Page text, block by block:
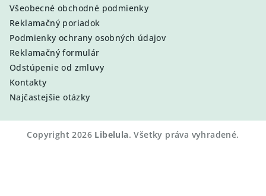
Všeobecné obchodné podmienky
Reklamačný poriadok
Podmienky ochrany osobných údajov
Reklamačný formulár
Odstúpenie od zmluvy
Kontakty
Najčastejšie otázky
Copyright 2026 Libelula. Všetky práva vyhradené.